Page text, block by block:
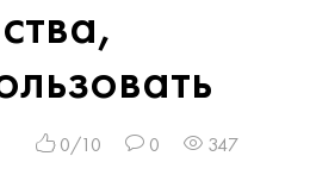
0/10 0 347